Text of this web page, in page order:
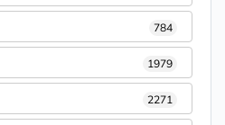
784
1979
2271